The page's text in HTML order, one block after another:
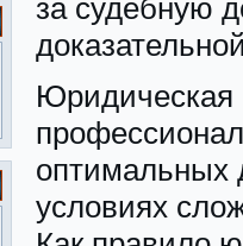
за судебную
Юридическая
оптимальных
условиях